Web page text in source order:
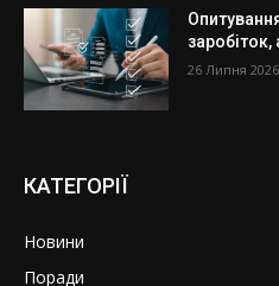
заробіток,
26 Липня 2026
КАТЕГОРІЇ
Новини
Поради